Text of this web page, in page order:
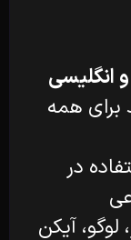
انگلیسی
برای همه
در
آیکن